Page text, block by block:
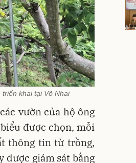
khai tại Võ Nhai
vườn của hộ ông
được chọn, mỗi
thông tin từ trồng,
được giám sát bằng